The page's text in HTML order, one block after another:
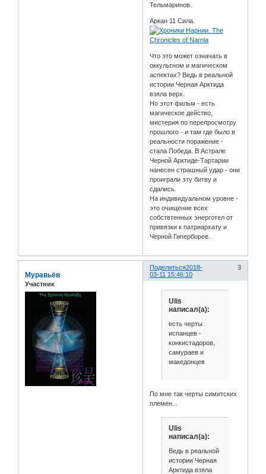
Тельмаринов.
Аркан 11 Сила.
Что это может означать в
оккультном и магическом
аспектах? Ведь в реальной
истории Черная Арктида
взяла верх.
Но этот фильм - есть
магическое действо,
мистерия по перепросмотру
прошлого - и там где было в
реальности поражение -
стала Победа. В Астрале
Черной Арктиде-Тартарии
нанесен страшный удар - они
проиграли эту битву и
сдались.
На индивидуальном уровне -
это очищение всех
собствтенных энерготел от
привязки к патриархату и
Черной Гиперборее.
Поделиться 3
2018-
03-11 15:46:10
Муравьёв
Участник
Ulis
написал(а):
есть черты
испанцев -
конкистадоров,
самураев и
македонцев
По мне так черты симитских
племен...
Ulis
написал(а):
Ведь в реальной
истории Черная
Арктида взяла